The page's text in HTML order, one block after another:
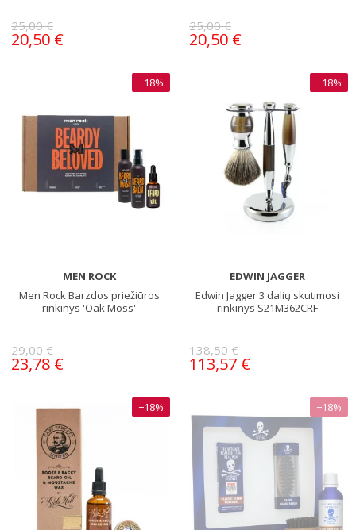
25,00 €
20,50 €
25,00 €
20,50 €
−18%
MEN ROCK
Men Rock Barzdos priežiūros
rinkinys 'Oak Moss'
29,00 €
23,78 €
−18%
EDWIN JAGGER
Edwin Jagger 3 dalių skutimosi
rinkinys S21M362CRF
138,50 €
113,57 €
−18% −18%